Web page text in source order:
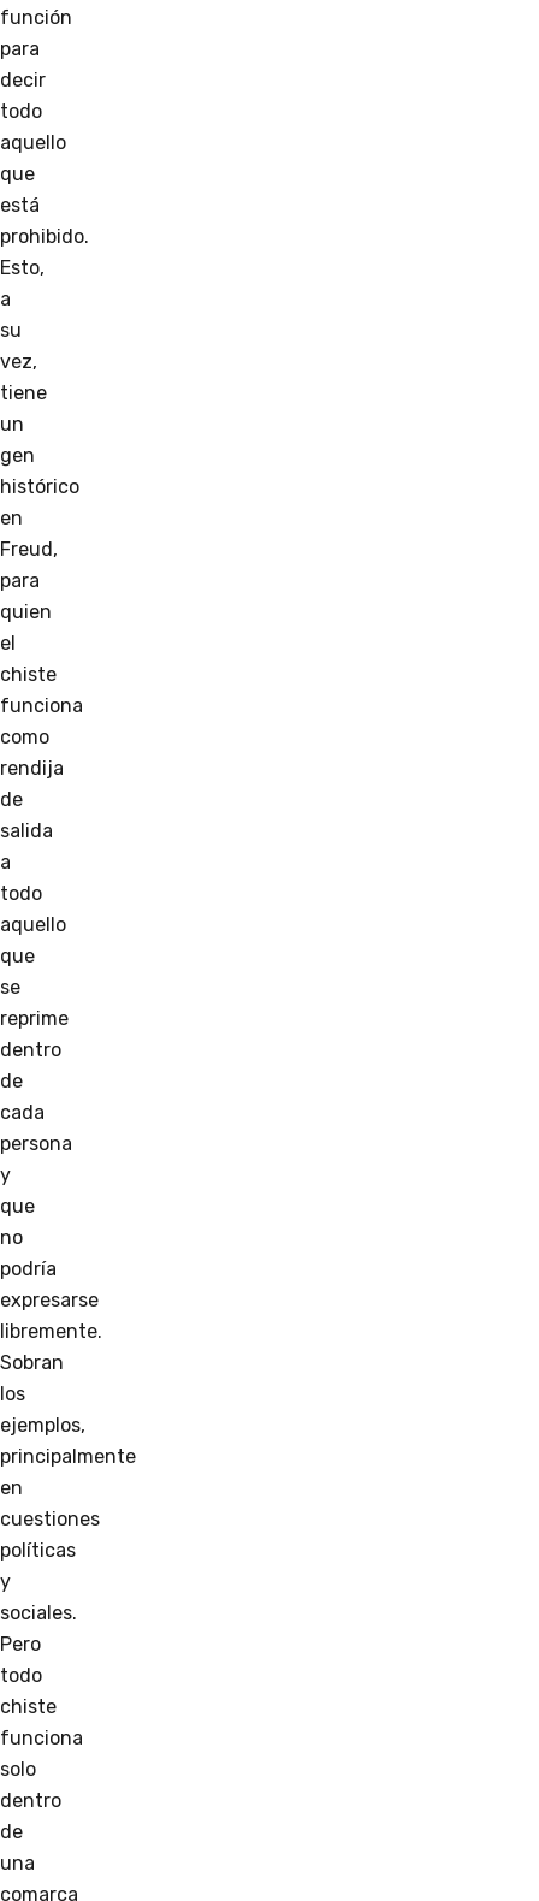
función
para
decir
todo
aquello
que
está
prohibido.
Esto,
a
su
vez,
tiene
un
gen
histórico
en
Freud,
para
quien
el
chiste
funciona
como
rendija
de
salida
a
todo
aquello
que
se
reprime
dentro
de
cada
persona
y
que
no
podría
expresarse
libremente.
Sobran
los
ejemplos,
principalmente
en
cuestiones
políticas
y
sociales.
Pero
todo
chiste
funciona
solo
dentro
de
una
comarca